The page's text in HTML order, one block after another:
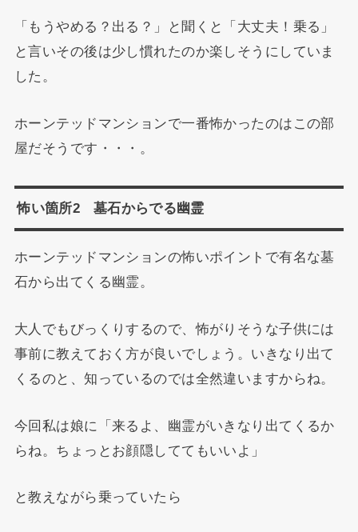
「もうやめる？出る？」と聞くと「大丈夫！乗る」
と言いその後は少し慣れたのか楽しそうにしていま
した。
ホーンテッドマンションで一番怖かったのはこの部
屋だそうです・・・。
怖い箇所2 墓石からでる幽霊
ホーンテッドマンションの怖いポイントで有名な墓
石から出てくる幽霊。
大人でもびっくりするので、怖がりそうな子供には
事前に教えておく方が良いでしょう。いきなり出て
くるのと、知っているのでは全然違いますからね。
今回私は娘に「来るよ、幽霊がいきなり出てくるか
らね。ちょっとお顔隠しててもいいよ」
と教えながら乗っていたら